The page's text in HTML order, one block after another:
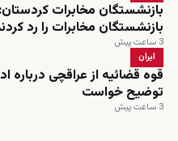
بازنشستگان مخابرات
بازنشستگان مخابرات را رد
3 ساعت پیش
ایران
قوه قضائیه از عراقچی درباره
توضیح خواست
3 ساعت پیش